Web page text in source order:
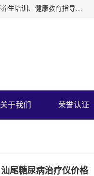
深圳运康达华科技有限公司以从事中多功能治疗仪的开发研制、生产制造、销售服务为核心，并以中医养生培训、健康教育指导为依托、秉承弘扬民族中医药、造福人类健康的精神理念，以祖国的医学名著《黄帝内经》为理论基础，结合现代医疗、保健养生等，创立了中药提速疗法，开辟了一条新的治疗途径。
关于我们 荣誉认证
汕尾糖尿病治疗仪价格